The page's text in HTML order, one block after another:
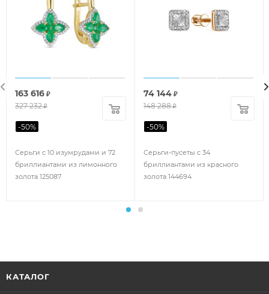
Серьги с 10 изумрудами и 72
бриллиантами из лимонного
золота 125087
163 616 ₽
327 232₽
-50%
Серьги-пусеты с 34
бриллиантами из красного
золота 144694
74 144 ₽
148 288₽
-50%
КАТАЛОГ